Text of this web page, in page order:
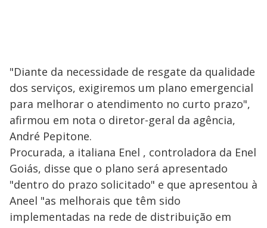
"Diante da necessidade de resgate da qualidade
dos serviços, exigiremos um plano emergencial
para melhorar o atendimento no curto prazo",
afirmou em nota o diretor-geral da agência,
André Pepitone.
Procurada, a italiana Enel , controladora da Enel
Goiás, disse que o plano será apresentado
"dentro do prazo solicitado" e que apresentou à
Aneel "as melhorais que têm sido
implementadas na rede de distribuição em